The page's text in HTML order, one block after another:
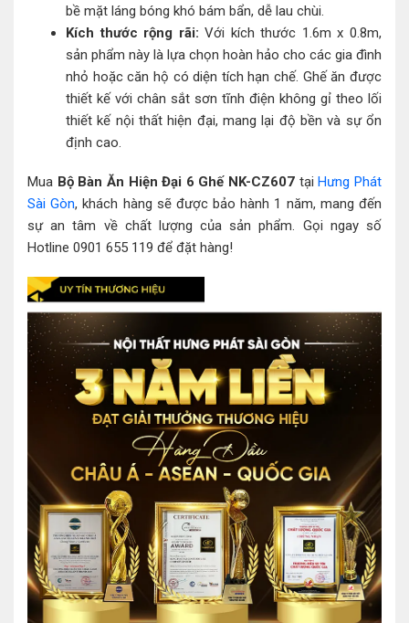
bề mặt láng bóng khó bám bẩn, dễ lau chùi.
Kích thước rộng rãi: Với kích thước 1.6m x 0.8m,
sản phẩm này là lựa chọn hoàn hảo cho các gia đình
nhỏ hoặc căn hộ có diện tích hạn chế. Ghế ăn được
thiết kế với chân sắt sơn tĩnh điện không gỉ theo lối
thiết kế nội thất hiện đại, mang lại độ bền và sự ổn
định cao.
Mua Bộ Bàn Ăn Hiện Đại 6 Ghế NK-CZ607 tạiHưng Phát
Sài Gòn, khách hàng sẽ được bảo hành 1 năm, mang đến
sự an tâm về chất lượng của sản phẩm. Gọi ngay số
Hotline 0901 655 119 để đặt hàng!